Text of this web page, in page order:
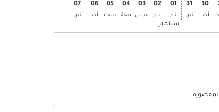
30
أحد
31
نين
01
ثاء
سبتمبر
02
عاء
03
ميس
04
معة
05
سبت
06
أحد
07
نين